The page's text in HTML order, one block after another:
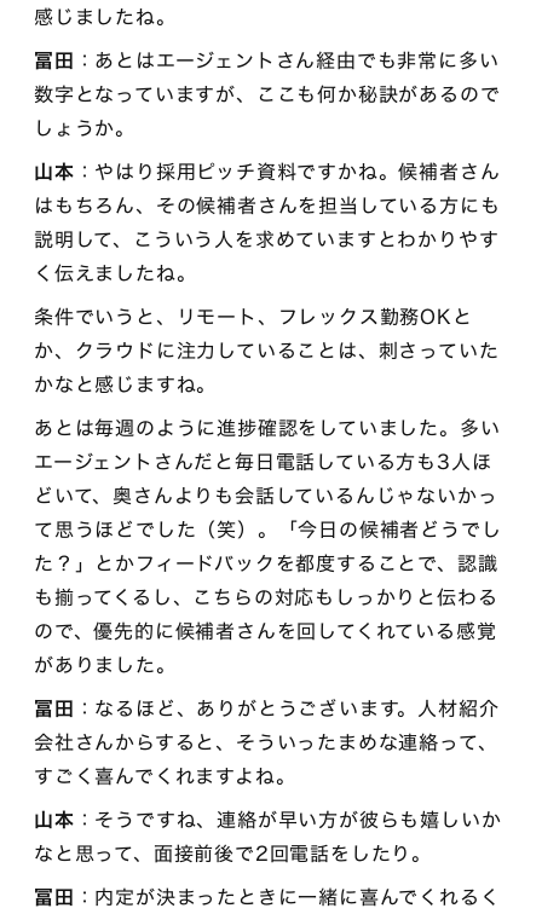
感じましたね。
冨田 ：あとはエージェントさん経由でも非常に多い
数字となっていますが、ここも何か秘訣があるので
しょうか。
山本 ：やはり採用ピッチ資料ですかね。候補者さん
はもちろん、その候補者さんを担当している方にも
説明して、こういう人を求めていますとわかりやす
く伝えましたね。
条件でいうと、リモート、フレックス勤務OKと
か、クラウドに注力していることは、刺さっていた
かなと感じますね。
あとは毎週のように進捗確認をしていました。多い
エージェントさんだと毎日電話している方も3人ほ
どいて、奥さんよりも会話しているんじゃないかっ
て思うほどでした（笑）。「今日の候補者どうでし
た？」とかフィードバックを都度することで、認識
も揃ってくるし、こちらの対応もしっかりと伝わる
ので、優先的に候補者さんを回してくれている感覚
がありました。
冨田 ：なるほど、ありがとうございます。人材紹介
会社さんからすると、そういったまめな連絡って、
すごく喜んでくれますよね。
山本 ：そうですね、連絡が早い方が彼らも嬉しいか
なと思って、面接前後で2回電話をしたり。
冨田 ：内定が決まったときに一緒に喜んでくれるく